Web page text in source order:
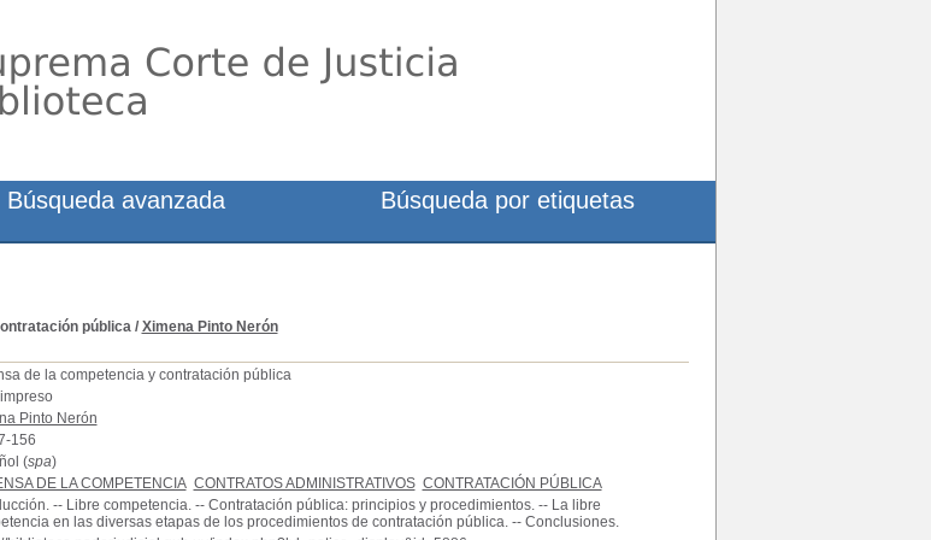
pública/ Ximena Pinto Nerón
de la competencia y contratación pública
Pinto Nerón
156
(spa)
DE LA COMPETENCIA CONTRATOS ADMINISTRATIVOS CONTRATACIÓN PÚBLICA
-- Libre competencia. -- Contratación pública: principios y procedimientos. -- La libre
en las diversas etapas de los procedimientos de contratación pública. -- Conclusiones.
Búsqueda avanzada Búsqueda por etiquetas